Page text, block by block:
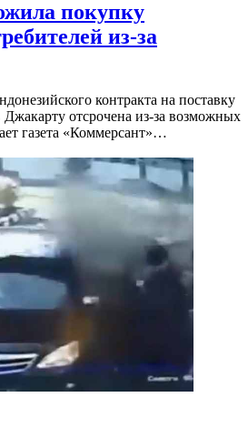
покупку
из-за
контракта на поставку
Джакарту отсрочена из-за возможных
газета «Коммерсант»…